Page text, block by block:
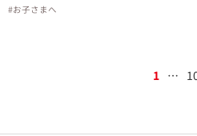
#お子さまへ
1 …